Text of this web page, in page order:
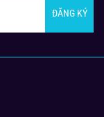
ĐĂNG KÝ